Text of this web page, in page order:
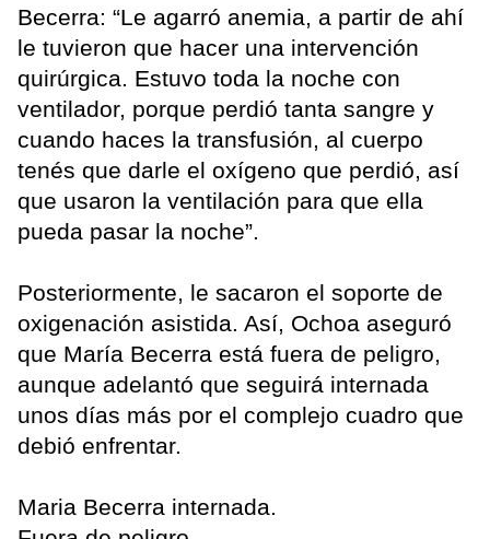
Becerra: “Le agarró anemia, a partir de ahí
le tuvieron que hacer una intervención
quirúrgica. Estuvo toda la noche con
ventilador, porque perdió tanta sangre y
cuando haces la transfusión, al cuerpo
tenés que darle el oxígeno que perdió, así
que usaron la ventilación para que ella
pueda pasar la noche”.
Posteriormente, le sacaron el soporte de
oxigenación asistida. Así, Ochoa aseguró
que María Becerra está fuera de peligro,
aunque adelantó que seguirá internada
unos días más por el complejo cuadro que
debió enfrentar.
Maria Becerra internada.